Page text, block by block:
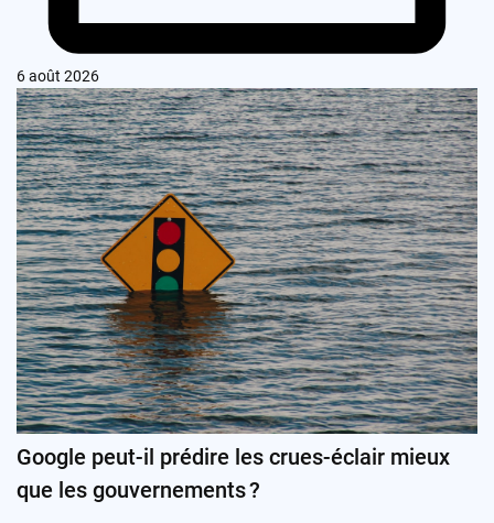
6 août 2026
Google peut-il prédire les crues-éclair mieux
que les gouvernements ?